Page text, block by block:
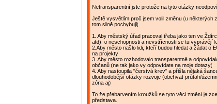
Netransparentní jste protože na tyto otázky
Ještě vysvětlím proč jsem volil změnu (u některých
tom silně pochybuji)
1. Aby městský úřad pracoval třeba jako ten ve
atd), o neschopnosti a nevstřícnosti se tu vyprávějí
2.Aby město našlo lidi, kteří budou hledat a žádat o
na projekty
3. Aby město rozhodovalo transparentně a
občanů (ne tak jako vy odpovídate na moje dotazy)
4. Aby nastoupila "čerstvá krev" a přišla nějaká
dlouhodobější otázky rozvoje (obchvat-průtah/
zóna aj)
To že přebarvením kroužků se tyto věci změní je
představa.